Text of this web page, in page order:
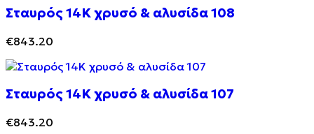
Σταυρός 14Κ χρυσό & αλυσίδα 108
€843.20
Σταυρός 14Κ χρυσό & αλυσίδα 107
€843.20